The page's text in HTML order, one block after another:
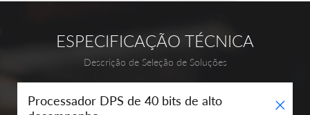
ESPECIFICAÇÃO TÉCNICA
Descrição de Seleção de Soluções
Processador DPS de 40 bits de alto
+